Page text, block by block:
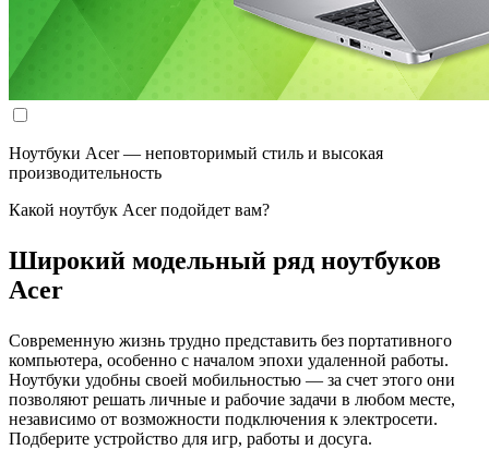
Ноутбуки Acer — неповторимый стиль и высокая
производительность
Какой ноутбук Acer подойдет вам?
Широкий модельный ряд ноутбуков
Acer
Современную жизнь трудно представить без портативного
компьютера, особенно с началом эпохи удаленной работы.
Ноутбуки удобны своей мобильностью — за счет этого они
позволяют решать личные и рабочие задачи в любом месте,
независимо от возможности подключения к электросети.
Подберите устройство для игр, работы и досуга.